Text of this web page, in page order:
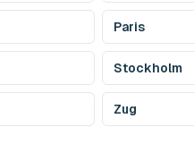
Paris
Stockholm
Zug